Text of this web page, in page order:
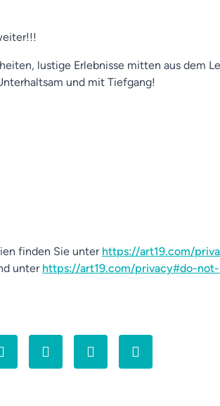
lustige Erlebnisse mitten aus dem
und mit Tiefgang!
finden Sie unter https://art19.com/
unter https://art19.com/privacy#do-